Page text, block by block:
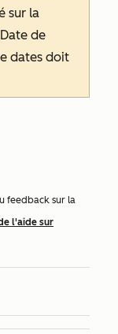
sur la
Date de
dates doit
feedback sur la
l'aide sur